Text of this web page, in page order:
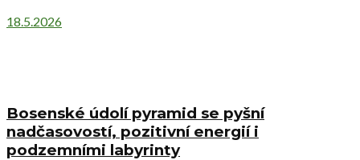
18.5.2026
Bosenské údolí pyramid se pyšní
nadčasovostí, pozitivní energií i
podzemními labyrinty